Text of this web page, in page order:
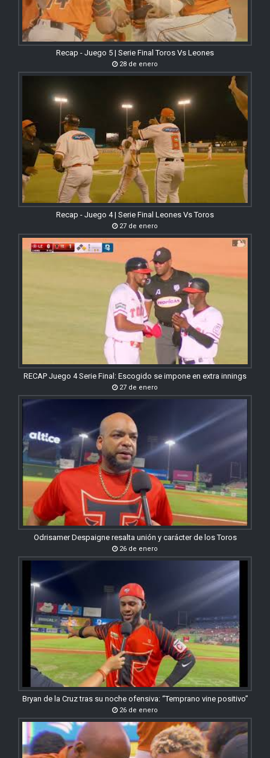
Recap - Juego 5 | Serie Final Toros Vs Leones
28 de enero
Recap - Juego 4 | Serie Final Leones Vs Toros
27 de enero
RECAP Juego 4 Serie Final: Escogido se impone en extra innings
27 de enero
Odrisamer Despaigne resalta unión y carácter de los Toros
26 de enero
Bryan de la Cruz tras su noche ofensiva: “Temprano vine positivo”
26 de enero